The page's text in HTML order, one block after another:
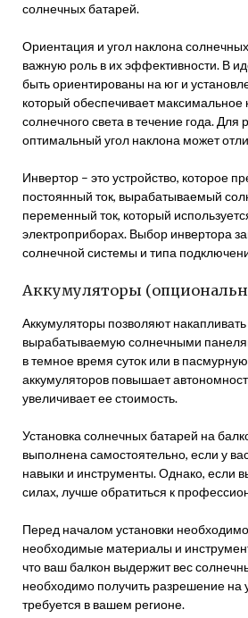
солнечных батарей.
Ориентация и угол наклона
важную роль в их эффективности. В
быть ориентированы на юг и
который обеспечивает максимальное
солнечного света в течение года. Для
оптимальный угол наклона может
Инвертор – это устройство, которое
постоянный ток, вырабатываемый
переменный ток, который
электроприборах. Выбор инвертора
солнечной системы и типа
Аккумуляторы
Аккумуляторы позволяют
вырабатываемую солнечными
в темное время суток или в
аккумуляторов повышает
увеличивает ее стоимость.
Установка солнечных батарей на
выполнена самостоятельно, если у
навыки и инструменты. Однако, если
силах, лучше обратиться к
Перед началом установки необходимо
необходимые материалы и
что ваш балкон выдержит вес
необходимо получить разрешение на
требуется в вашем регионе.